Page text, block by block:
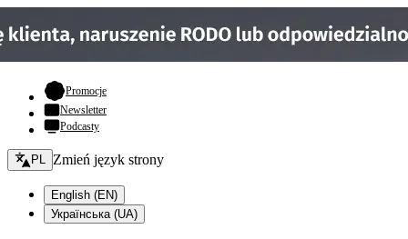
Promocje- otwiera się w nowej karcie
Newsletter
Podcasty
Zmień język - bieżący:
PL Zmień język strony
English (EN)
Українська (UA)